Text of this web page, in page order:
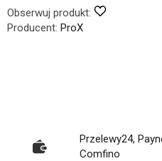
Obserwuj produkt:
Producent: ProX
Przelewy24,
Comfino